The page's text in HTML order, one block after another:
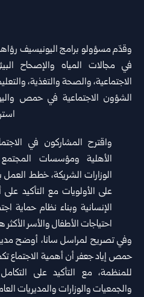
وقدّم مسؤولو برامج اليونيسيف
في مجالات المياه والإصحاح
الاجتماعية، والصحة والتغذية،
واقترح المشاركون في
الأهلية ومؤسسات
الوزارات الشريكة، خطط
على الأولويات مع التأكيد
الإنسانية وبناء نظام حماية
احتياجات الأطفال والأسر
وفي تصريح لمراسل سانا، أوضح
حمص إياد جعفر أن أهمية الاجتماع
للمنظمة، مع التأكيد على
والجمعيات والوزارات والمديريات